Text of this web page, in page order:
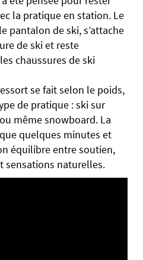
la pratique en station. Le
pantalon de ski, s’attache
de ski et reste
chaussures de ski
se fait selon le poids,
de pratique : ski sur
même snowboard. La
quelques minutes et
équilibre entre soutien,
sensations naturelles.